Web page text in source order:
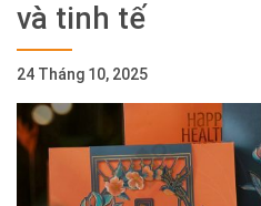
và tinh tế
24 Tháng 10, 2025